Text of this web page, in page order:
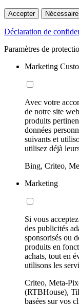
Accepter
Déclaration de
Paramètres de
Marketing
Avec votre
de notre site
produits
données
suivants et
utilisez déjà
Bing, Criteo,
Marketing
Si vous
des publicités
sponsorisés ou
produits en
achats, tout en
utilisons les
Criteo, Meta-
(RTBHouse),
basées sur vos